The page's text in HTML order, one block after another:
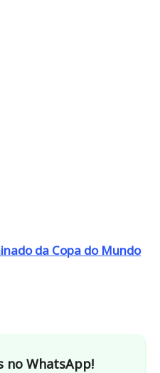
da Copa do Mundo
no WhatsApp!